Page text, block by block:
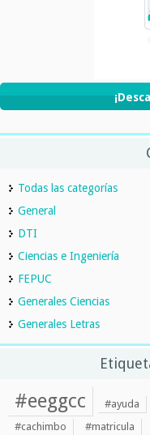
Todas las categorías
General
DTI
Ciencias e Ingeniería
FEPUC
Generales Ciencias
Generales Letras
#eeggcc #ayuda
#cachimbo
#matricula